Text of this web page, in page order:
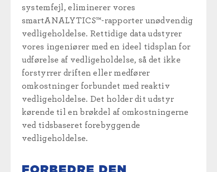
systemfejl, eliminerer vores
smartANALYTICS™-rapporter unødvendig
vedligeholdelse. Rettidige data udstyrer
vores ingeniører med en ideel tidsplan for
udførelse af vedligeholdelse, så det ikke
forstyrrer driften eller medfører
omkostninger forbundet med reaktiv
vedligeholdelse. Det holder dit udstyr
kørende til en brøkdel af omkostningerne
ved tidsbaseret forebyggende
vedligeholdelse.